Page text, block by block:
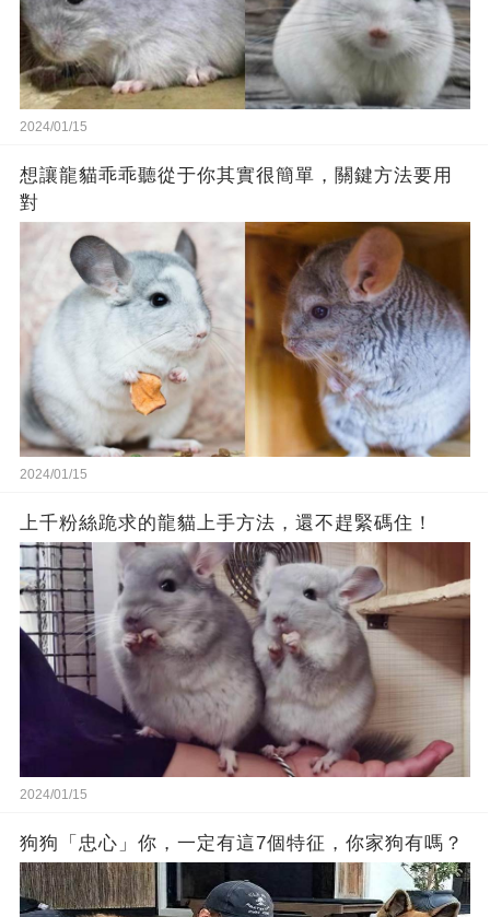
2024/01/15
想讓龍貓乖乖聽從于你其實很簡單，關鍵方法要用
對
2024/01/15
上千粉絲跪求的龍貓上手方法，還不趕緊碼住！
2024/01/15
狗狗「忠心」你，一定有這7個特征，你家狗有嗎？